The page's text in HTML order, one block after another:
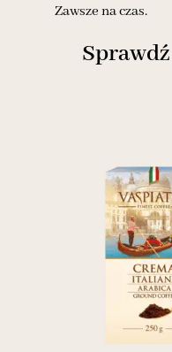
Zawsze na czas.